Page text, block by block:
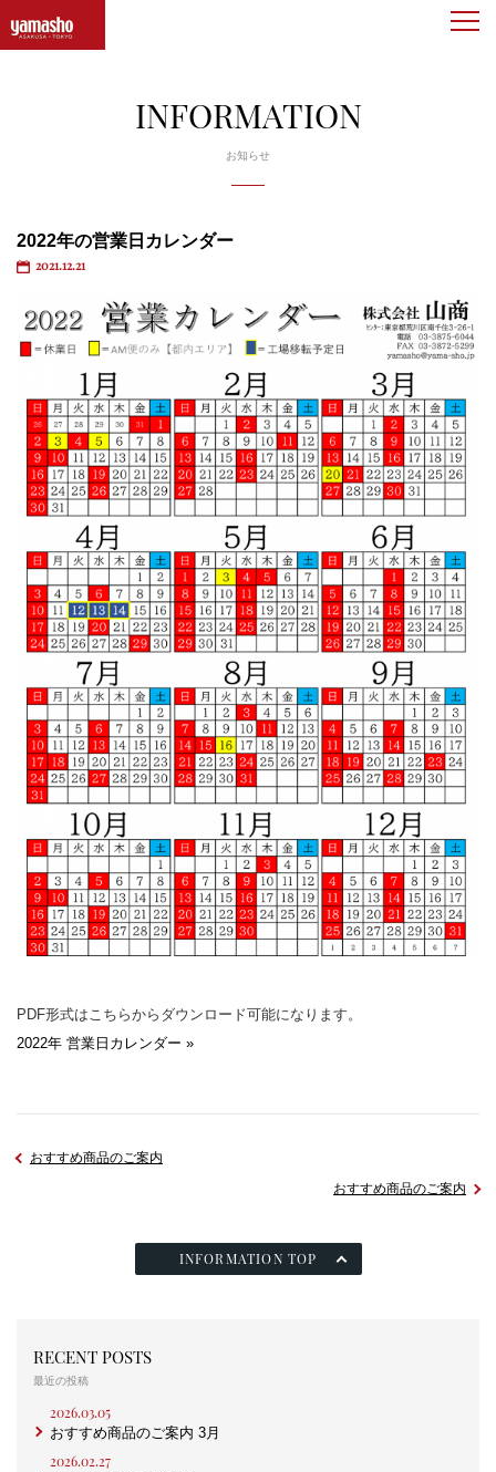
INFORMATION
お知らせ
2022年の営業日カレンダー
2021.12.21
PDF形式はこちらからダウンロード可能になります。
2022年 営業日カレンダー »
おすすめ商品のご案内
おすすめ商品のご案内
INFORMATION TOP
RECENT POSTS
最近の投稿
2026.03.05
おすすめ商品のご案内 3月
2026.02.27